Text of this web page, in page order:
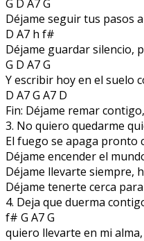
G D A7 G
Déjame seguir tus pasos
D A7 h f#
Déjame guardar silencio,
G D A7 G
Y escribir hoy en el suelo
D A7 G A7 D
Fin: Déjame remar
3. No quiero quedarme
El fuego se apaga pronto
Déjame encender el
Déjame llevarte siempre,
Déjame tenerte cerca
4. Deja que duerma
f# G A7 G
quiero llevarte en mi